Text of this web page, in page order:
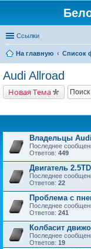
Ссылки
На главную Список
Audi Allroad
Новая Тема
Владельцы
Последнее
Ответов: 449
Двигатель
Последнее
Ответов: 22
Проблема с
Последнее
Ответов: 241
Колбасит
Последнее
Ответов: 19